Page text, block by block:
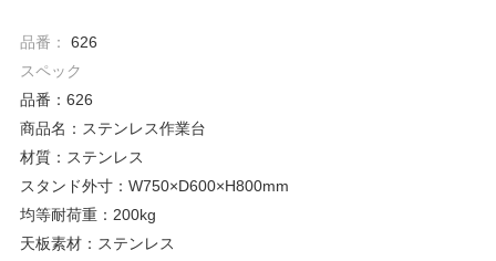
品番：
626
スペック
品番：626
商品名：ステンレス作業台
材質：ステンレス
スタンド外寸：W750×D600×H800mm
均等耐荷重：200kg
天板素材：ステンレス